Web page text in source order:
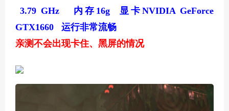
3.79 GHz 内存16g 显卡NVIDIA GeForce
GTX1660 运行非常流畅
亲测不会出现卡住、黑屏的情况